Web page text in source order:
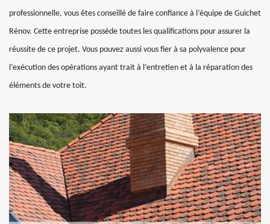
professionnelle, vous êtes conseillé de faire confiance à l’équipe de Guichet
Rénov. Cette entreprise possède toutes les qualifications pour assurer la
réussite de ce projet. Vous pouvez aussi vous fier à sa polyvalence pour
l’exécution des opérations ayant trait à l’entretien et à la réparation des
éléments de votre toit.